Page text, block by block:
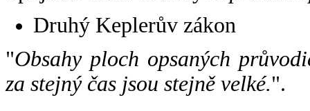
Druhý Keplerův zákon
"Obsahy ploch opsaných
za stejný čas jsou stejně velké.".